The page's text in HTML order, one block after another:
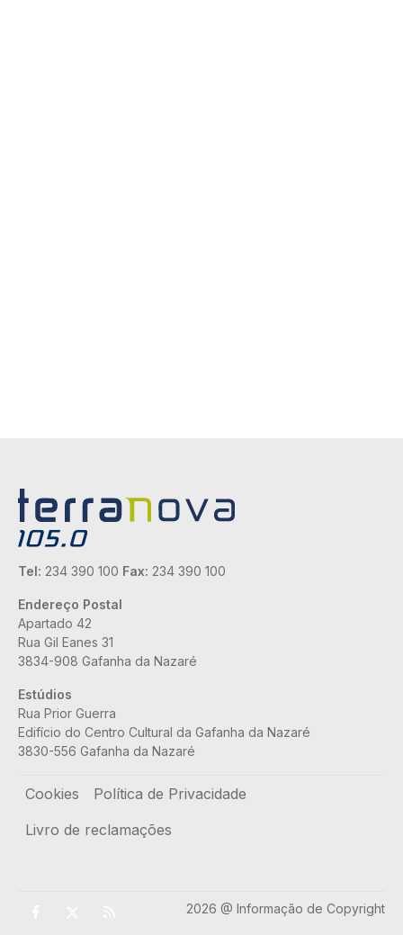
Tel: 234 390 100 Fax: 234 390 100
Endereço Postal
Apartado 42
Rua Gil Eanes 31
3834-908 Gafanha da Nazaré
Estúdios
Rua Prior Guerra
Edifício do Centro Cultural da Gafanha da Nazaré
3830-556 Gafanha da Nazaré
Rodapé
Cookies
Política de Privacidade
Livro de reclamações
2026 @ Informação de Copyright